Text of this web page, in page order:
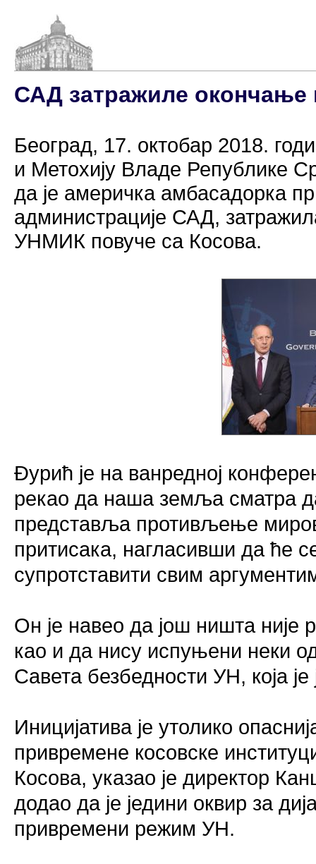
САД затражиле
Београд, 17. октобар 2018.
и Метохију Владе Републике
да је америчка амбасадорка
администрације САД,
УНМИК повуче са Косова.
Ðурић је на ванредној
рекао да наша земља сматра
представља противљење
притисака, нагласивши да ће
супротставити свим
Он је навео да још ништа није
као и да нису испуњени неки
Савета безбедности УН, која
Иницијатива је утолико
привремене косовске
Косова, указао је директор
додао да је једини оквир за
привремени режим УН.